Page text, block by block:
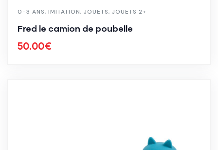
0-3 ANS, IMITATION, JOUETS, JOUETS 2+
Fred le camion de poubelle
50.00€